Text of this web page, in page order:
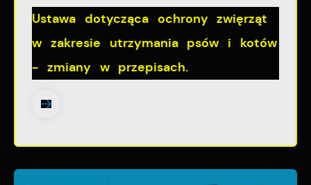
Ustawa dotycząca ochrony zwięrząt
w zakresie utrzymania psów i kotów
- zmiany w przepisach.